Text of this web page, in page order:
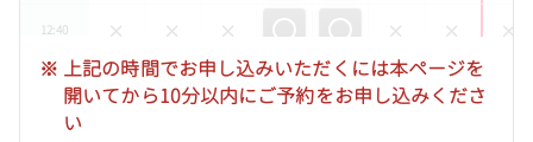
12:40
12:50
13:00
※ 上記の時間でお申し込みいただくには本ページを
開いてから10分以内にご予約をお申し込みくださ
い